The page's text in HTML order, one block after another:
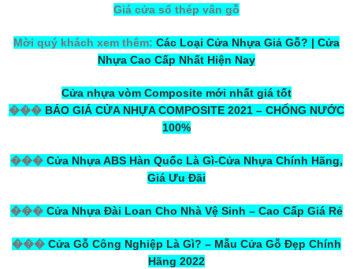
Giá cửa sổ thép vân gỗ
Mời quý khách xem thêm: Các Loại Cửa Nhựa Giả Gỗ? | Cửa
Nhựa Cao Cấp Nhất Hiện Nay
Cửa nhựa vòm Composite mới nhất giá tốt
��� BÁO GIÁ CỬA NHỰA COMPOSITE 2021 – CHỐNG NƯỚC
100%
��� Cửa Nhựa ABS Hàn Quốc Là Gì-Cửa Nhựa Chính Hãng,
Giá Ưu Đãi
��� Cửa Nhựa Đài Loan Cho Nhà Vệ Sinh – Cao Cấp Giá Rẻ
��� Cửa Gỗ Công Nghiệp Là Gì? – Mẫu Cửa Gỗ Đẹp Chính
Hãng 2022